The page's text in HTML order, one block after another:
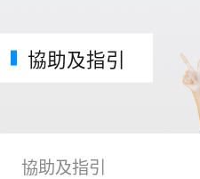
協助及指引
協助及指引